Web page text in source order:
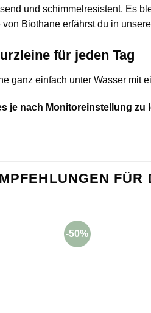
und schimmelresistent. Es
von Biothane erfährst du in
für jeden Tag
ganz einfach unter Wasser mit
je nach Monitoreinstellung
FÜR
-50%